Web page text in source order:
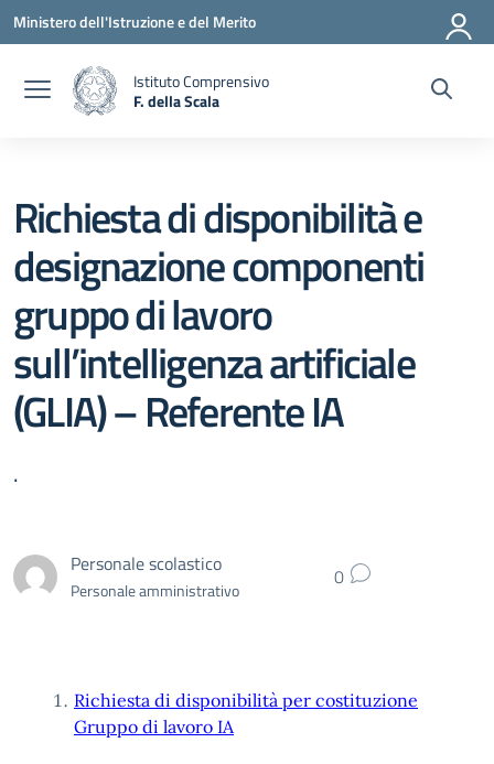
Vai ai contenuti
Vai al menu di navigazione
Vai al footer
Ministero dell'Istruzione e del Merito
Istituto Comprensivo
F. della Scala
Richiesta di disponibilità e
designazione componenti
gruppo di lavoro
sull’intelligenza artificiale
(GLIA) – Referente IA
.
Personale scolastico
Personale amministrativo 0
Richiesta di disponibilità per costituzione
Gruppo di lavoro IA